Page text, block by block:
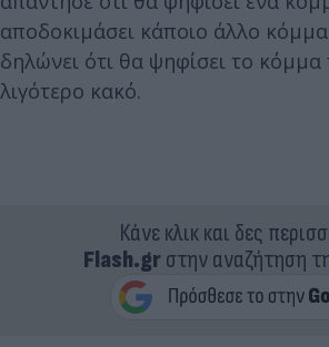
αποδοκιμάσει κάποιο άλλο κόμμα
δηλώνει ότι θα ψηφίσει το
λιγότερο κακό.
Κάνε κλικ και δες
Flash.grστην αναζήτηση